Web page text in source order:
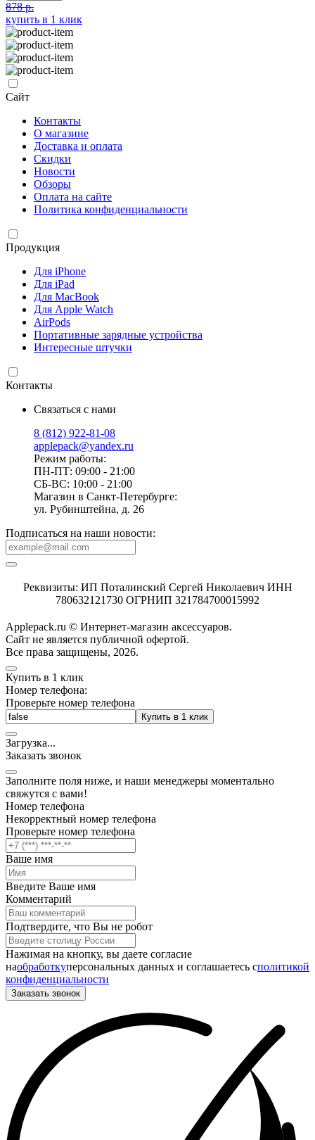
878 р.
купить в 1 клик
Сайт
Контакты
О магазине
Доставка и оплата
Скидки
Новости
Обзоры
Оплата на сайте
Политика конфиденциальности
Продукция
Для iPhone
Для iPad
Для MacBook
Для Apple Watch
AirPods
Портативные зарядные устройства
Интересные штучки
Контакты
Связаться с нами
8 (812) 922-81-08
applepack@yandex.ru
Режим работы:
ПН-ПТ: 09:00 - 21:00
СБ-ВС: 10:00 - 21:00
Магазин в Санкт-Петербурге:
ул. Рубинштейна, д. 26
Подписаться на наши новости:
Реквизиты: ИП Поталинский Сергей Николаевич ИНН
780632121730 ОГРНИП 321784700015992
Applepack.ru © Интернет-магазин аксессуаров.
Cайт не является публичной офертой.
Все права защищены, 2026.
Купить в 1 клик
Номер телефона:
Проверьте номер телефона
Купить в 1 клик
Загрузка...
Заказать звонок
Заполните поля ниже, и наши менеджеры моментально
свяжутся с вами!
Номер телефона
Некорректный номер телефона
Проверьте номер телефона
Ваше имя
Введите Ваше имя
Комментарий
Подтвердите, что Вы не робот
Нажимая на кнопку, вы даете согласие
наобработкуперсональных данных и соглашаетесь cполитикой
конфиденциальности
Заказать звонок